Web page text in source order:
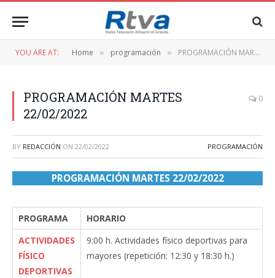
YOU ARE AT: Home » programación » PROGRAMACIÓN MARTES 22/02/2022
PROGRAMACIÓN MARTES
22/02/2022
0
BY REDACCIÓN ON 22/02/2022 PROGRAMACIÓN
PROGRAMACIÓN MARTES 22/02/2022
PROGRAMA
HORARIO
ACTIVIDADES
FÍSICO
DEPORTIVAS
9:00 h. Actividades físico deportivas para
mayores (repetición: 12:30 y 18:30 h.)